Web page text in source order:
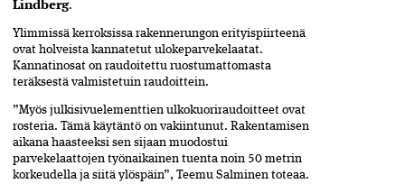
Lindberg.
Ylimmissä kerroksissa rakennerungon erityispiirteenä
ovat holveista kannatetut ulokeparvekelaatat.
Kannatinosat on raudoitettu ruostumattomasta
teräksestä valmistetuin raudoittein.
”Myös julkisivuelementtien ulkokuoriraudoitteet ovat
rosteria. Tämä käytäntö on vakiintunut. Rakentamisen
aikana haasteeksi sen sijaan muodostui
parvekelaattojen työnaikainen tuenta noin 50 metrin
korkeudella ja siitä ylöspäin”, Teemu Salminen toteaa.